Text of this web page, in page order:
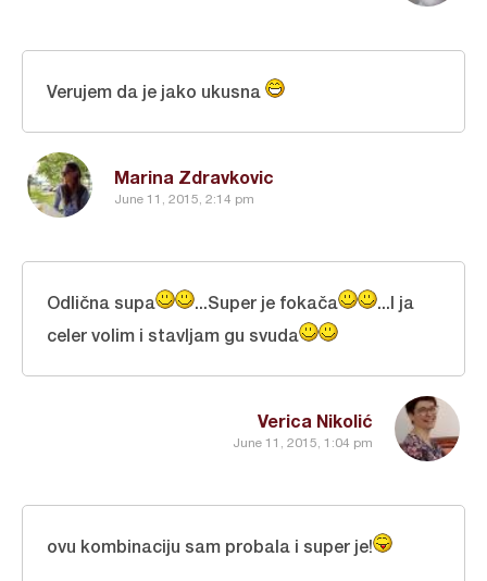
Marina Zdravkovic
June 11, 2015, 2:14 pm
Verujem da je jako ukusna
Verica Nikolić
June 11, 2015, 1:04 pm
Odlična supa ...Super je fokača
...I ja
celer volim i stavljam gu svuda
ovu kombinaciju sam probala i super je!